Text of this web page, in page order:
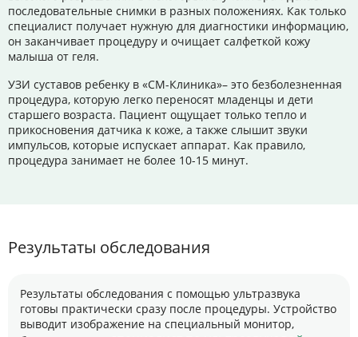
последовательные снимки в разных положениях. Как только
специалист получает нужную для диагностики информацию,
он заканчивает процедуру и очищает салфеткой кожу
малыша от геля.
УЗИ суставов ребенку в «СМ-Клиника»– это безболезненная
процедура, которую легко переносят младенцы и дети
старшего возраста. Пациент ощущает только тепло и
прикосновения датчика к коже, а также слышит звуки
импульсов, которые испускает аппарат. Как правило,
процедура занимает не более 10-15 минут.
Результаты обследования
Результаты обследования с помощью ультразвука
готовы практически сразу после процедуры. Устройство
выводит изображение на специальный монитор,